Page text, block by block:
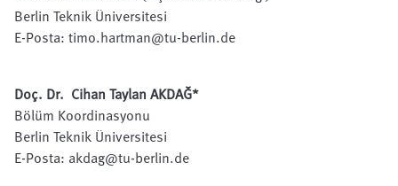
Berlin Teknik Üniversitesi
E-Posta: timo.hartman@tu-berlin.de
Doç. Dr. Cihan Taylan AKDAĞ*
Bölüm Koordinasyonu
Berlin Teknik Üniversitesi
E-Posta: akdag@tu-berlin.de